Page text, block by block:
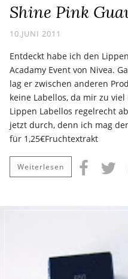
Shine Pink
10.JUNI 2011
Entdeckt habe ich den
Acadamy Event von Nivea.
lag er zwischen anderen
keine Labellos, da mir zu
Lippen Labellos regelrecht
jetzt durch, denn ich mag
für 1,25€Fruchtextrakt
Weiterlesen